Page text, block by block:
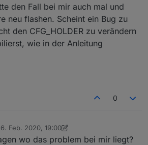
den Fall bei mir auch mal und
neu flashen. Scheint ein Bug zu
den CFG_HOLDER zu verändern
wie in der Anleitung
0
6. Feb. 2020, 19:00
von mpl13382. Juni 2020, 20:02
wo das problem bei mir liegt?